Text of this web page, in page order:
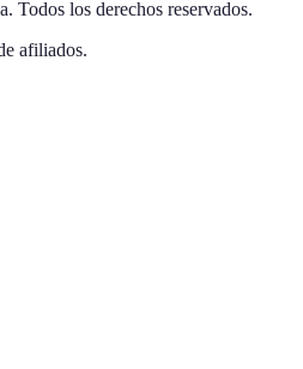
. Todos los derechos reservados.
afiliados.